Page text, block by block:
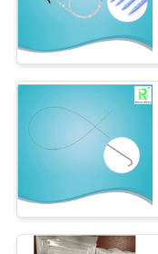
PRIVACY
POLICY